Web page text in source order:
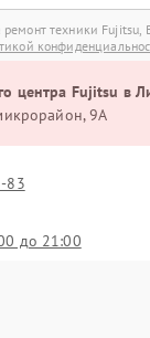
техники Fujitsu,
центра Fujitsu в
9А
83
до 21:00